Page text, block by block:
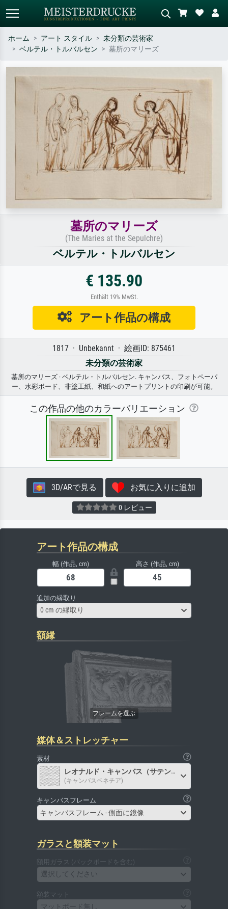
作家名・作品名・スタイルで検索
– 例：モネ、星月夜、印象派、北
斎の波、ヌード。
油絵、木のそばの立ち姿のヌー
ド。
ホーム アート スタイル
未分類の芸術家
ベルテル・トルバルセン
墓所のマリーズ
墓所のマリーズ
(The Maries at the Sepulchre)
ベルテル・トルバルセン
€ 135.90
Enthält 19% MwSt.
アート作品の構成
1817 · Unbekannt · 絵画ID: 875461
未分類の芸術家
墓所のマリーズ · ベルテル・トルバルセン. キャンバス、フォトペーパ
ー、水彩ボード、非塗工紙、和紙へのアートプリントの印刷が可能。
この作品の他のカラーバリエーション
3D/ARで見る お気に入りに追加
0 レビュー
アート作品の構成
幅 (作品, cm) 高さ (作品, cm)
追加の縁取り
0 cm の縁取り
額縁
媒体＆ストレッチャー
素材
レオナルド・キャンバス（サテン）
(キャンバスベネチア)
キャンバスフレーム
キャンバスフレーム - 側面に鏡像
ガラスと額装マット
額用ガラス (バックボードを含む)
選択してください
額装マット
マットボード無し